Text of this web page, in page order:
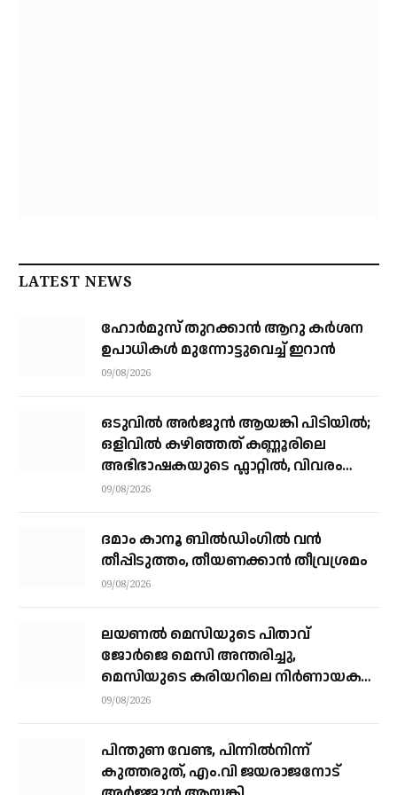
LATEST NEWS
ഹോർമുസ് തുറക്കാൻ ആറു കർശന
ഉപാധികൾ മുന്നോട്ടുവെച്ച് ഇറാൻ
09/08/2026
ഒടുവിൽ അർജുൻ ആയങ്കി പിടിയിൽ;
ഒളിവിൽ കഴിഞ്ഞത് കണ്ണൂരിലെ
അഭിഭാഷകയുടെ ഫ്ലാറ്റിൽ, വിവരം
നൽകിയത് ഓട്ടോ ഡ്രൈവർ
09/08/2026
ദമാം കാനൂ ബിൽഡിംഗിൽ വൻ
തീപ്പിടുത്തം, തീയണക്കാൻ തീവ്രശ്രമം
09/08/2026
ലയണൽ മെസിയുടെ പിതാവ്
ജോർജെ മെസി അന്തരിച്ചു, ​
മെസിയുടെ കരിയറിലെ നിർണായക
ശക്തി
09/08/2026
പിന്തുണ വേണ്ട, പിന്നിൽനിന്ന്
കുത്തരുത്, എം.വി ജയരാജനോട്